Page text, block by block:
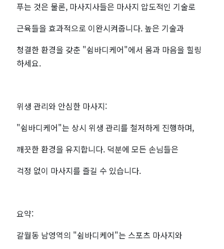
푸는 것은 물론, 마사지사들은 마사지 압도적인 기술로
근육들을 효과적으로 이완시켜줍니다. 높은 기술과
청결한 환경을 갖춘 "쉼바디케어"에서 몸과 마음을 힐링
하세요.
위생 관리와 안심한 마사지:
"쉼바디케어"는 상시 위생 관리를 철저하게 진행하며,
깨끗한 환경을 유지합니다. 덕분에 모든 손님들은
걱정 없이 마사지를 즐길 수 있습니다.
요약:
갈월동 남영역의 "쉼바디케어"는 스포츠 마사지와